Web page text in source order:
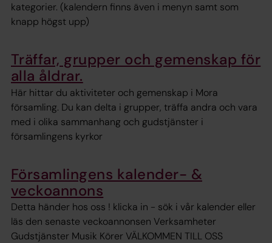
kategorier. (kalendern finns även i menyn samt som
knapp högst upp)
Träffar, grupper och gemenskap för
alla åldrar.
Här hittar du aktiviteter och gemenskap i Mora
församling. Du kan delta i grupper, träffa andra och vara
med i olika sammanhang och gudstjänster i
församlingens kyrkor
Församlingens kalender- &
veckoannons
Detta händer hos oss ! klicka in - sök i vår kalender eller
läs den senaste veckoannonsen Verksamheter
Gudstjänster Musik Körer VÄLKOMMEN TILL OSS